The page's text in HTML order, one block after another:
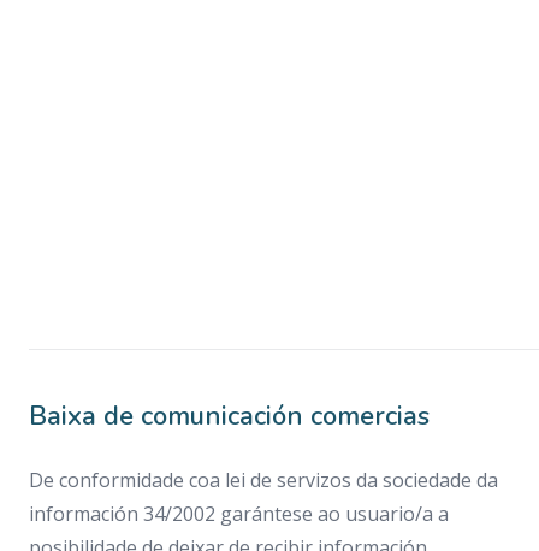
Baixa de comunicación comercias
De conformidade coa lei de servizos da sociedade da
información 34/2002 garántese ao usuario/a a